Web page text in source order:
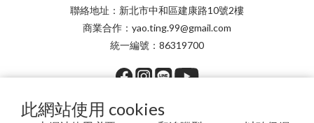
此網站使用 cookies
聯絡地址：新北市中和區建康路10號2樓
商業合作：yao.ting.99@gmail.com
統一編號：86319700